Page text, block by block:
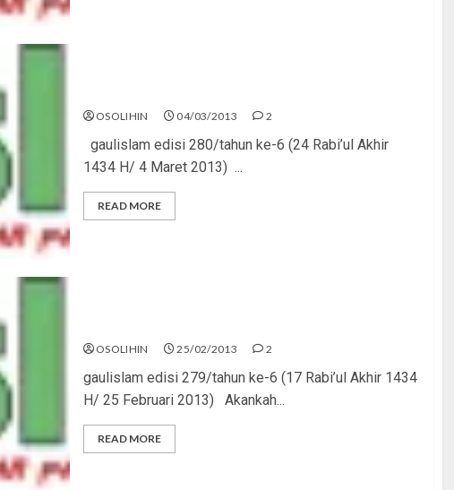
OSOLIHIN 04/03/2013 2
gaulislam edisi 280/tahun ke-6 (24 Rabi’ul Akhir
1434 H/ 4 Maret 2013) ...
READ MORE
OSOLIHIN 25/02/2013 2
gaulislam edisi 279/tahun ke-6 (17 Rabi’ul Akhir 1434
H/ 25 Februari 2013) Akankah...
READ MORE